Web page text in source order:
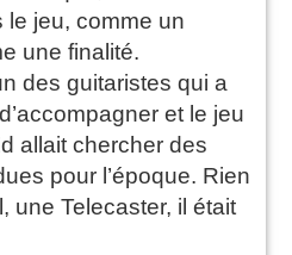
jeu, comme un
une finalité.
des guitaristes qui a
et le jeu
allait chercher des
pour l’époque. Rien
une Telecaster, il était